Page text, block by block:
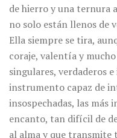
de hierro y una ternura
no solo están llenos de
Ella siempre se tira,
coraje, valentía y
singulares, verdaderos
instrumento capaz de
insospechadas, las más
encanto, tan difícil de
al alma y que transmite